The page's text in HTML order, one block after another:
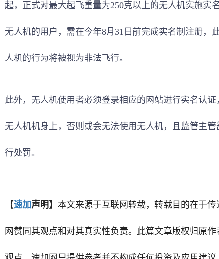
起，正式对最大起飞重量为250克以上的无人机实施实
无人机的用户，需在今年8月31日前完成实名制注册，
人机的行为将被视为非法飞行。
此外，无人机使用者必须登录相应的网站进行实名认
无人机机身上，否则或会无法使用无人机，且监管主
行处罚。
【速加 声明 】本文来源于互联网转载，转载目的在于
网赞同其观点和对其真实性负责。此篇文章版权归原